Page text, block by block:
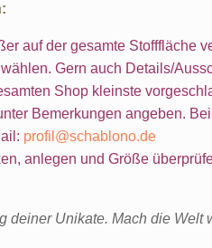
auf der gesamte Stofffläche
Gern auch Details/
Shop kleinste
Bemerkungen angeben.
profil@schablono.de
anlegen und Größe
deiner Unikate. Mach die Welt